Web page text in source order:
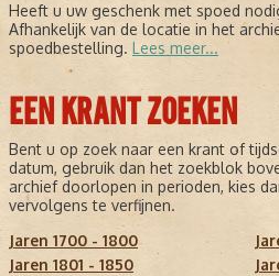
Heeft u uw geschenk met spoed
Afhankelijk van de locatie in het
spoedbestelling. Lees meer...
EEN KRANT ZOEKEN
Bent u op zoek naar een krant of
datum, gebruik dan het zoekblok
archief doorlopen in perioden, kies
vervolgens te verfijnen.
Jaren 1700 - 1800
Jaren 1801 - 1850